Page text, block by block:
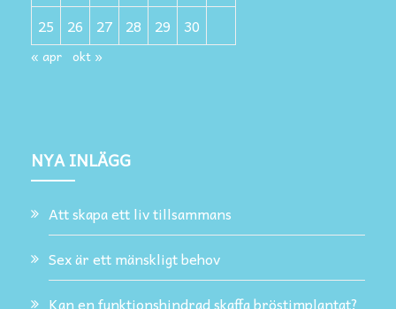
25
26 27 28 29 30
« apr okt »
NYA INLÄGG
Att skapa ett liv tillsammans
Sex är ett mänskligt behov
Kan en funktionshindrad skaffa bröstimplantat?